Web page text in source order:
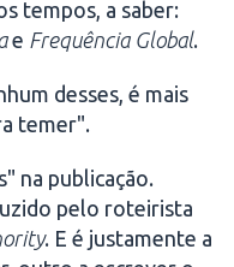
tempos, a saber:
e Frequência Global.
desses, é mais
temer".
na publicação.
pelo roteirista
. E é justamente a